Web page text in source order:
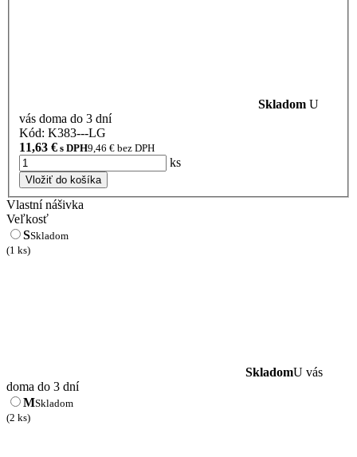
Skladom U
vás doma do 3 dní
Kód: K383---LG
11,63 € s DPH9,46 € bez DPH
ks
Vložiť do košíka
Vlastní nášivka
Veľkosť
SSkladom
(1 ks)
SkladomU vás
doma do 3 dní
MSkladom
(2 ks)